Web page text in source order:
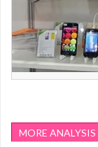
MORE ANALYSIS